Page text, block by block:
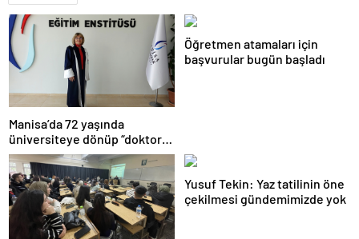
Manisa’da 72 yaşında
üniversiteye dönüp “doktor”
ünvanı aldı
Öğretmen atamaları için
başvurular bugün başladı
Yusuf Tekin: Yaz tatilinin öne
çekilmesi gündemimizde yok